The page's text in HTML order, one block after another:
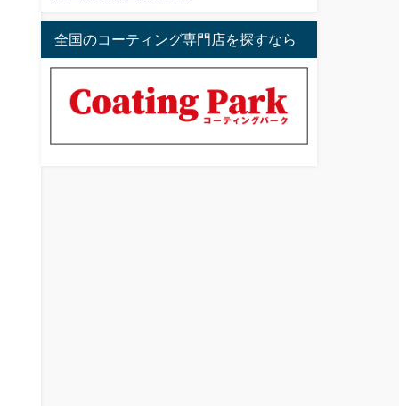
全国のコーティング専門店を探すなら